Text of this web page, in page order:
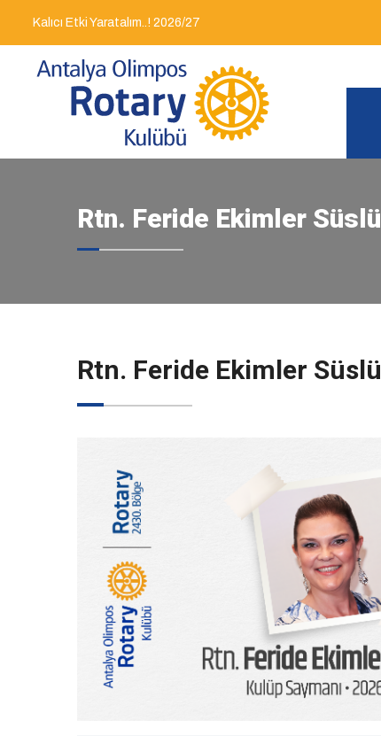
Kalıcı Etki Yaratalım..! 2026/27
Rtn. Feride Ekimler Süslü
Rtn. Feride Ekimler Süslü